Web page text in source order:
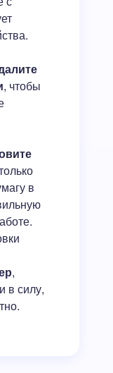
, чтобы
в
,
в силу,